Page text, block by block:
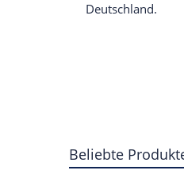
Deutschland.
Beliebte